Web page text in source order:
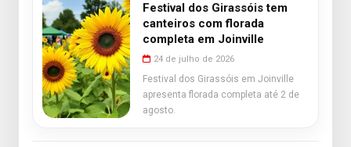
Festival dos Girassóis tem
canteiros com florada
completa em Joinville
24 de julho de 2026
Festival dos Girassóis em Joinville
apresenta florada completa até 2 de
agosto.